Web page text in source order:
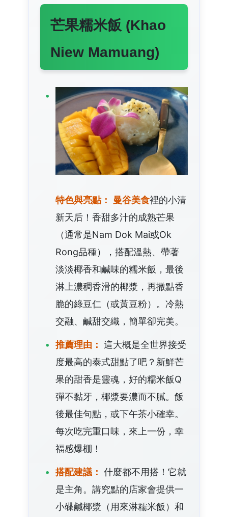
芒果糯米飯 (Khao
Niew Mamuang)
特色與亮點： 曼谷美食裡的小清
新天后！香甜多汁的成熟芒果
（通常是Nam Dok Mai或Ok
Rong品種），搭配溫熱、帶著
淡淡椰香和鹹味的糯米飯，最後
淋上濃稠香滑的椰漿，再撒點香
脆的綠豆仁（或黃豆粉）。冷熱
交融、鹹甜交織，簡單卻完美。
推薦理由： 這大概是全世界接受
度最高的泰式甜點了吧？新鮮芒
果的甜香是靈魂，好的糯米飯Q
彈不黏牙，椰漿要濃而不膩。飯
後最佳句點，或下午茶小確幸。
每次吃完重口味，來上一份，幸
福感爆棚！
搭配建議： 什麼都不用搭！它就
是主角。講究點的店家會提供一
小碟鹹椰漿（用來淋糯米飯）和